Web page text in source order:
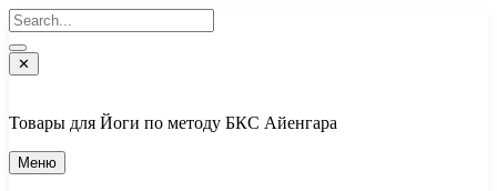
Перейти
к
содержимому
✕
Товары для Йоги по методу БКС Айенгара
Меню